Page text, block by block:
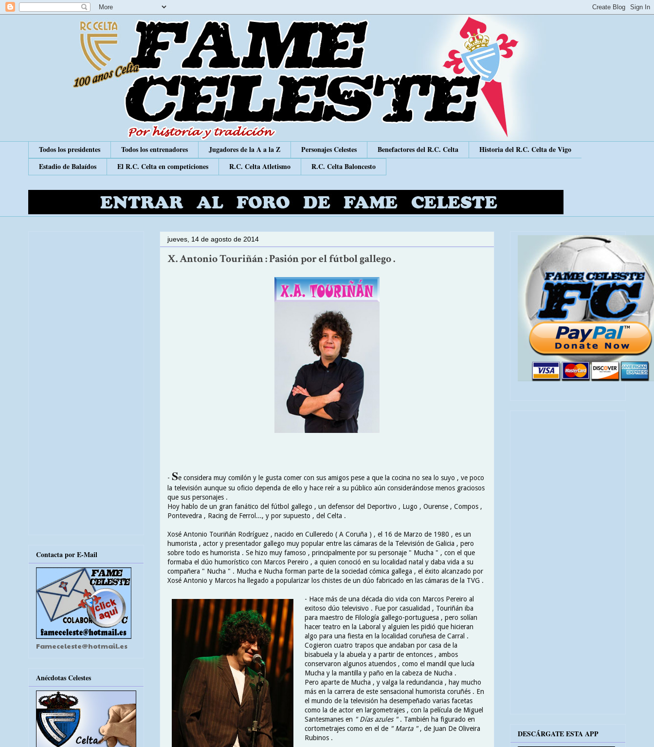
Todos los presidentes Todos los entrenadores Jugadores de la A a la Z Personajes Celestes Benefactores del R.C. Celta
Historia del R.C. Celta de Vigo
Estadio de Balaídos
El R.C. Celta en competiciones R.C. Celta Atletismo R.C. Celta Baloncesto
jueves, 14 de agosto de 2014
X. Antonio Touriñán : Pasión por el fútbol gallego .
- Se considera muy comilón y le gusta comer con sus amigos pese a que la cocina no sea lo suyo , ve poco
la televisión aunque su oficio dependa de ello y hace reír a su público aún considerándose menos graciosos
que sus personajes .
Hoy hablo de un gran fanático del fútbol gallego , un defensor del Deportivo , Lugo , Ourense , Compos ,
Pontevedra , Racing de Ferrol..., y por supuesto , del Celta .
Xosé Antonio Touriñán Rodríguez , nacido en Culleredo ( A Coruña ) , el 16 de Marzo de 1980 , es un
humorista , actor y presentador gallego muy popular entre las cámaras de la Televisión de Galicia , pero
sobre todo es humorista . Se hizo muy famoso , principalmente por su personaje " Mucha " , con el que
formaba el dúo humorístico con Marcos Pereiro , a quien conoció en su localidad natal y daba vida a su
compañera " Nucha " . Mucha e Nucha forman parte de la sociedad cómica gallega , el éxito alcanzado por
Xosé Antonio y Marcos ha llegado a popularizar los chistes de un dúo fabricado en las cámaras de la TVG .
- Hace más de una década dio vida con Marcos Pereiro al
exitoso dúo televisivo . Fue por casualidad , Touriñán iba
para maestro de Filología gallego-portuguesa , pero solían
hacer teatro en la Laboral y alguien les pidió que hicieran
algo para una fiesta en la localidad coruñesa de Carral .
Cogieron cuatro trapos que andaban por casa de la
bisabuela y la abuela y a partir de entonces , ambos
conservaron algunos atuendos , como el mandil que lucía
Mucha y la mantilla y paño en la cabeza de Nucha .
Pero aparte de Mucha , y valga la redundancia , hay mucho
más en la carrera de este sensacional humorista coruñés . En
el mundo de la televisión ha desempeñado varias facetas
como la de actor en largometrajes , con la película de Miguel
Santesmanes en " Días azules ". También ha figurado en
cortometrajes como en el de " Marta ", de Juan De Oliveira
Rubinos .
Contacta por E-Mail
Fameceleste@hotmail.es
Anécdotas Celestes
DESCÁRGATE ESTA APP